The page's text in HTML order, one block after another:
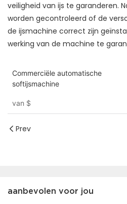
veiligheid van ijs te garanderen.
worden gecontroleerd of de
de ijsmachine correct zijn
werking van de machine te
Commerciële automatische
softijsmachine
van $
Prev
aanbevolen voor jou